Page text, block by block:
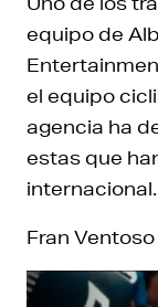
equipo de
el equipo
agencia ha
estas que
internacional.
Fran